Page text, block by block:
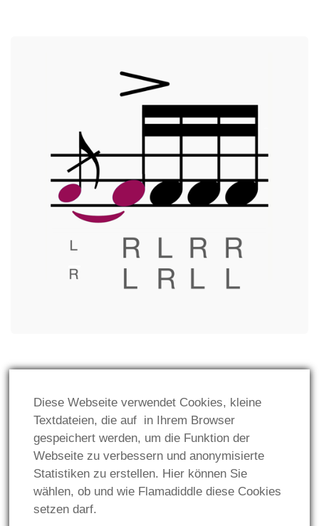
Impressum
Datenschutz
Diese Webseite verwendet Cookies, kleine
Textdateien, die auf in Ihrem Browser
gespeichert werden, um die Funktion der
Webseite zu verbessern und anonymisierte
Statistiken zu erstellen. Hier können Sie
wählen, ob und wie Flamadiddle diese Cookies
setzen darf.